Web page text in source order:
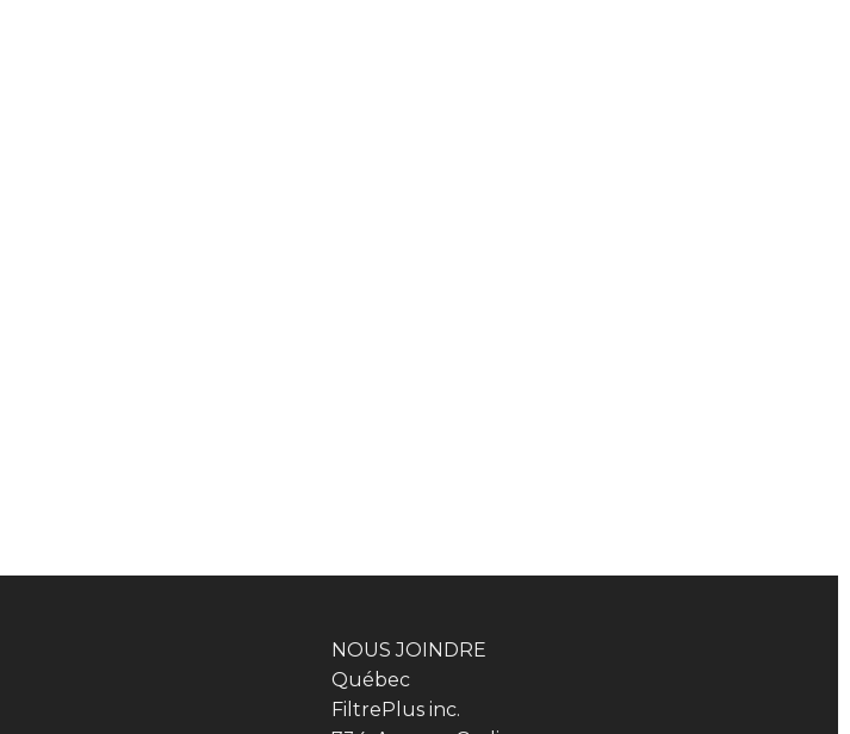
NOUS JOINDRE
Québec
FiltrePlus inc.